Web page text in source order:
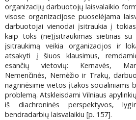
organizacijų darbuotojų laisvalaikio
visose organizacijose puoselėjama
darbuotojai vienodai įsitraukia į
kaip toks (ne)įsitraukimas sietinas
įsitraukimą veikia organizacijos ir
atsakyti į šiuos klausimus,
esančių vietovių: Kernavės,
Nemenčinės, Nemėžio ir Trakų,
nagrinėsime vietos įtakos socialiniams
problemą. Atskleisdami Vilniaus
iš diachroninės perspektyvos,
bendradarbių laisvalaikiu [p. 157].